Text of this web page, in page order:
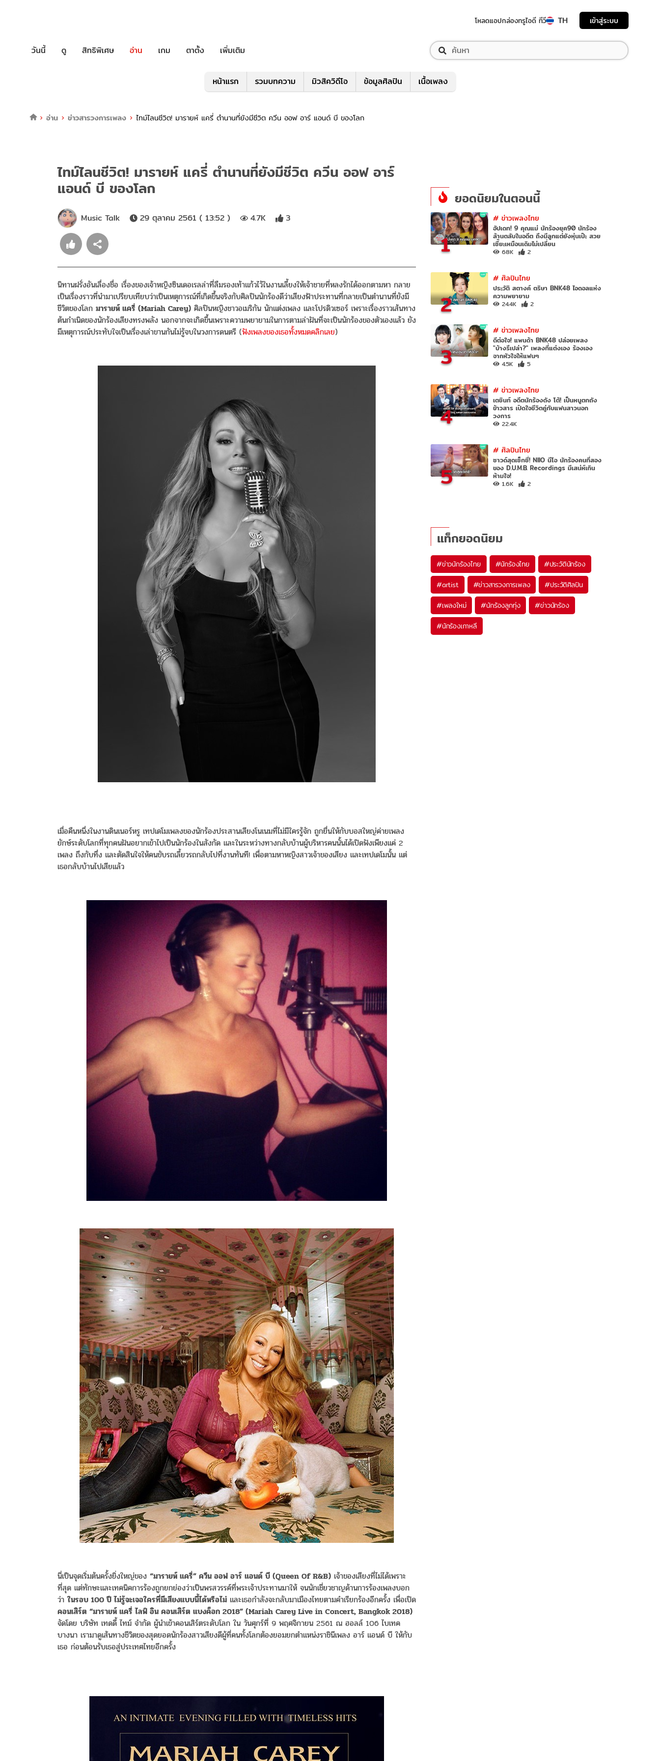
โหลดแอปกล่องทรูไอดี ทีวี TH เข้าสู่ระบบ
วันนี้ ดู สิทธิพิเศษ อ่าน เกม ตาตั้ง เพิ่มเติม
หน้าแรก รวมบทความ มิวสิควิดีโอ ข้อมูลศิลปิน เนื้อเพลง
อ่าน ข่าวสารวงการเพลง ไทม์ไลนชีวิต! มารายห์ แครี่ ตำนานที่ยังมีชีวิต ควีน ออฟ อาร์ แอนด์ บี ของโลก
ไทม์ไลนชีวิต! มารายห์ แครี่ ตำนานที่ยังมีชีวิต ควีน ออฟ อาร์
แอนด์ บี ของโลก
Music Talk 29 ตุลาคม 2561 ( 13:52 ) 4.7K 3
นิทานฝรั่งอันเลื่องชื่อ เรื่องของเจ้าหญิงซินเดอเรลล่าที่ลืมรองเท้าแก้วไว้ในงานเลี้ยงให้เจ้าชายที่หลงรักได้ออกตามหา กลาย
เป็นเรื่องราวที่นำมาเปรียบเทียบว่าเป็นเหตุการณ์ที่เกิดขึ้นจริงกับศิลปินนักร้องดีว่าเสียงฟ้าประทานที่กลายเป็นตำนานที่ยังมี
ชีวิตของโลก มารายห์ แครี่ (Mariah Carey) ศิลปินหญิงชาวอเมริกัน นักแต่งเพลง และโปรดิวเซอร์ เพราะเรื่องราวเส้นทาง
ต้นกำเนิดของนักร้องเสียงทรงพลัง นอกจากจะเกิดขึ้นเพราะความพยายามในการตามล่าฝันที่จะเป็นนักร้องของตัวเองแล้ว ยัง
มีเหตุการณ์ประทับใจเป็นเรื่องเล่าขานกันไม่รู้จบในวงการดนตรี (ฟังเพลงของเธอทั้งหมดคลิกเลย)
เมื่อคืนหนึ่งในงานดินเนอร์หรู เทปเดโมเพลงของนักร้องประสานเสียงโนเนมที่ไม่มีใครรู้จัก ถูกยื่นให้กับบอสใหญ่ค่ายเพลง
ยักษ์ระดับโลกที่ทุกคนฝันอยากเข้าไปเป็นนักร้องในสังกัด และในระหว่างทางกลับบ้านผู้บริหารคนนั้นได้เปิดฟังเพียงแค่ 2
เพลง ถึงกับทึ่ง และตัดสินใจให้คนขับรถเลี้ยวรถกลับไปที่งานทันที! เพื่อตามหาหญิงสาวเจ้าของเสียง และเทปเดโมนั้น แต่
เธอกลับบ้านไปเสียแล้ว
นี่เป็นจุดเริ่มต้นครั้งยิ่งใหญ่ของ “มารายห์ แครี่” ควีน ออฟ อาร์ แอนด์ บี (Queen Of R&B) เจ้าของเสียงที่ไม่ได้เพราะ
ที่สุด แต่ทักษะและเทคนิคการร้องถูกยกย่องว่าเป็นพรสวรรค์ที่พระเจ้าประทานมาให้ จนนักเชี่ยวชาญด้านการร้องเพลงบอก
ว่าในรอบ 100 ปี ไม่รู้จะเจอใครที่มีเสียงแบบนี้ได้หรือไม่ และเธอกำลังจะกลับมาเมืองไทยตามคำเรียกร้องอีกครั้ง เพื่อเปิด
คอนเสิร์ต “มารายห์ แครี่ ไลฟ์ อิน คอนเสิร์ต แบงค็อก 2018” (Mariah Carey Live in Concert, Bangkok 2018)
จัดโดย บริษัท เทดดี้ ไทม์ จำกัด ผู้นำเข้าคอนเสิร์ตระดับโลก ใน วันศุกร์ที่ 9 พฤศจิกายน 2561 ณ ฮอลล์ 106 ไบเทค
บางนา เรามาดูเส้นทางชีวิตของสุดยอดนักร้องสาวเสียงดีผู้ที่คนทั้งโลกต้องยอมยกตำแหน่งราชินีเพลง อาร์ แอนด์ บี ให้กับ
เธอ ก่อนต้อนรับเธอสู่ประเทศไทยอีกครั้ง
ยอดนิยมในตอนนี้
1
# ข่าวเพลงไทย
อัปเดท! 9 คุณแม่ นักร้องยุค90 นักร้อง
ล้านตลับในอดีต ถึงมีลูกแต่ยังหุ่นเป๊ะ สวย
เซี๊ยะเหมือนเดิมไม่เปลี่ยน
68K 2
2
# ศิลปินไทย
ประวัติ สตางค์ ตริษา BNK48 ไอดอลแห่ง
ความพยายาม
24.4K 2
3
# ข่าวเพลงไทย
ดีต่อใจ! แพนด้า BNK48 ปล่อยเพลง
"บ้างรึเปล่า?" เพลงที่แต่งเอง ร้องเอง
จากหัวใจให้แฟนๆ
4.5K 5
4
# ข่าวเพลงไทย
เตชินท์ อดีตนักร้องดัง โต้! เป็นหนูตกถัง
ข้าวสาร เปิดใจชีวิตคู่กับแฟนสาวนอก
วงการ
22.4K
5
# ศิลปินไทย
ซาวด์สุดเซ็กซี่! NIIO นีโอ นักร้องคนที่สอง
ของ D.U.M.B. Recordings มีเสน่ห์เกิน
ห้ามใจ!
1.6K 2
แท็กยอดนิยม
#ข่าวนักร้องไทย #นักร้องไทย #ประวัตินักร้อง
#artist #ข่าวสารวงการเพลง #ประวัติศิลปิน
#เพลงใหม่ #นักร้องลูกทุ่ง #ข่าวนักร้อง
#นักร้องเกาหลี